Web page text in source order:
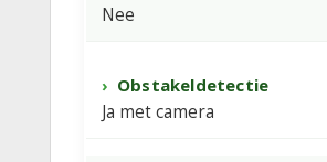
Nee
Obstakeldetectie
Ja met camera